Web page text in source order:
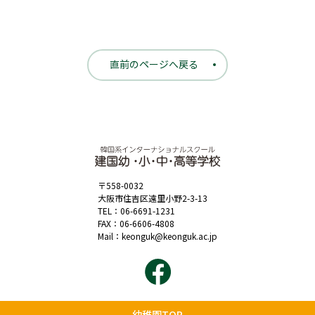
直前のページへ戻る
〒558-0032
大阪市住吉区遠里小野2-3-13
TEL： 06-6691-1231
FAX：06-6606-4808
Mail： keonguk@keonguk.ac.jp